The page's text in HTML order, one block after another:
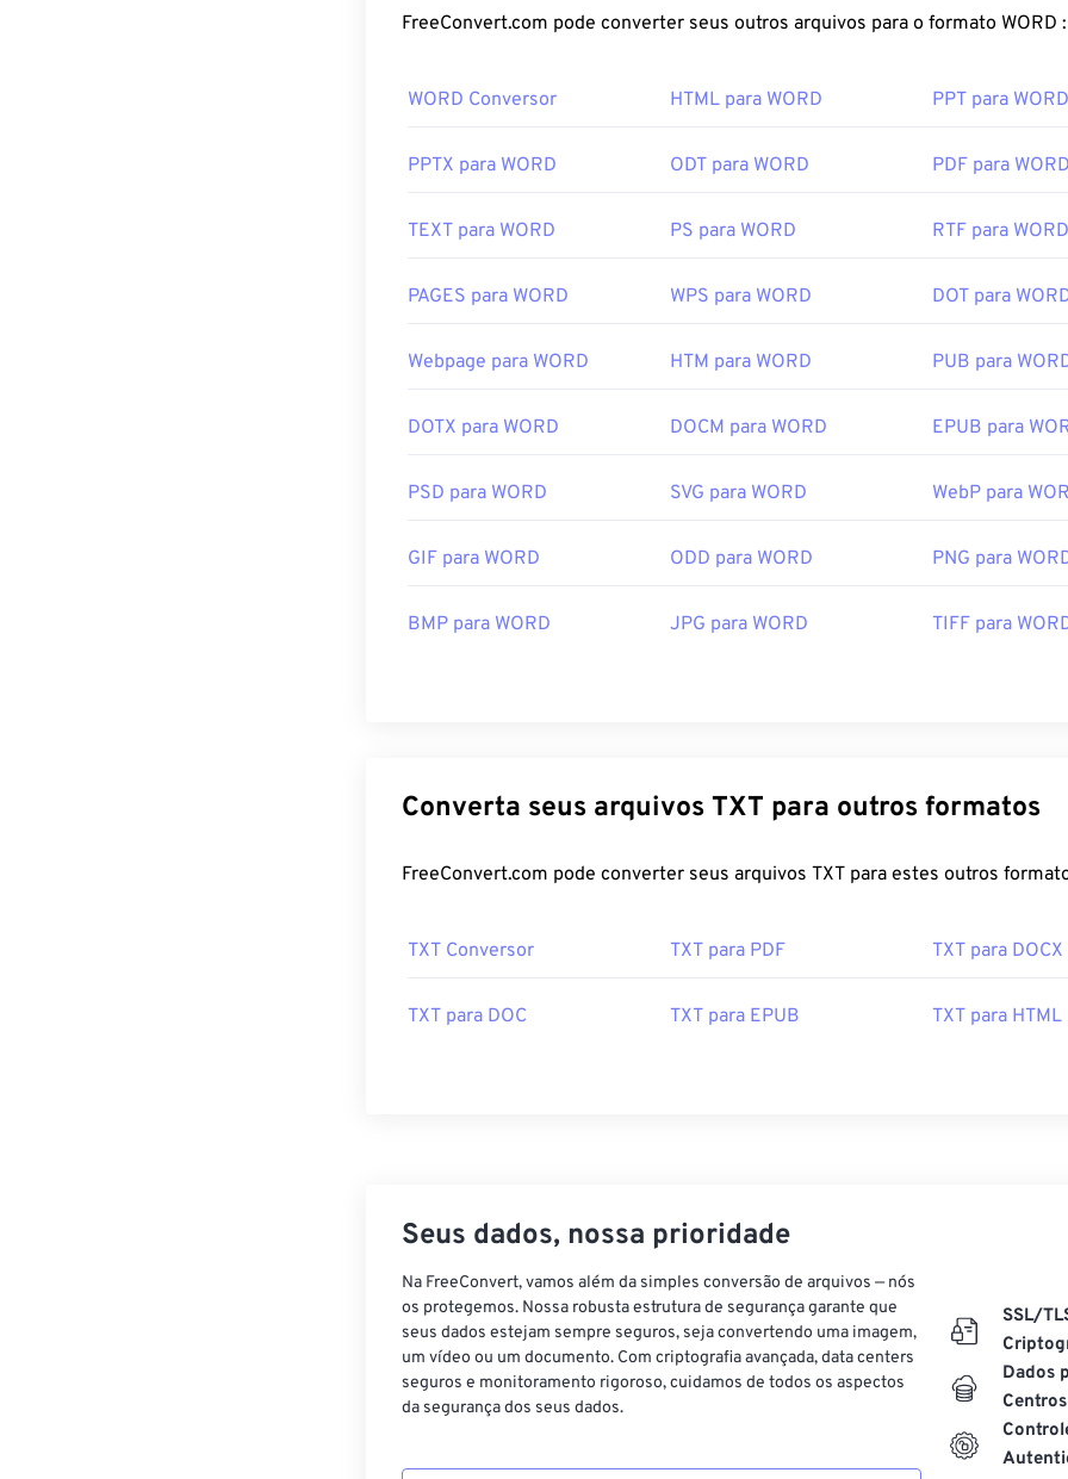
FreeConvert.com pode converter seus outros arquivos para o formato WORD :
WORD Conversor HTML para WORD PPT para WORD
PPTX para WORD ODT para WORD PDF para WORD
TEXT para WORD PS para WORD RTF para WORD
PAGES para WORD WPS para WORD DOT para
Webpage para WORD HTM para WORD PUB para
DOTX para WORD DOCM para WORD EPUB para
PSD para WORD SVG para WORD WebP para
GIF para WORD ODD para WORD PNG para
BMP para WORD JPG para WORD TIFF para
Converta seus arquivos TXT para outros formatos
FreeConvert.com pode converter seus arquivos TXT para estes outros
TXT Conversor TXT para PDF TXT para DOCX
TXT para DOC TXT para EPUB TXT para HTML
Seus dados, nossa prioridade
Na FreeConvert, vamos além da simples conversão de arquivos — nós
os protegemos. Nossa robusta estrutura de segurança garante que
seus dados estejam sempre seguros, seja convertendo uma imagem,
um vídeo ou um documento. Com criptografia avançada, data centers
seguros e monitoramento rigoroso, cuidamos de todos os aspectos
da segurança dos seus dados.
SSL/
Dados
Centros